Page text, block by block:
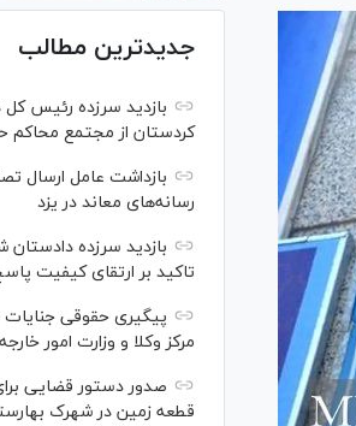
جدیدترین مطالب
بازدید سرزده رئیس
کردستان از مجتمع
بازداشت عامل ارسال
رسانه‌های معاند در یزد
بازدید سرزده دادستان
تاکید بر ارتقای کیفیت
پیگیری حقوقی
مرکز وکلا و وزارت امور خارجه
قطعه زمین در شهرک